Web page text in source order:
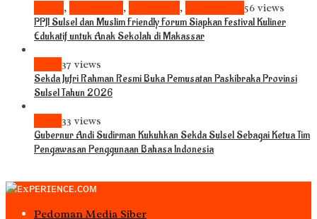
, , , 56 views
PPJI Sulsel dan Muslim Friendly Forum Siapkan Festival Kuliner
Edukatif untuk Anak Sekolah di Makassar
37 views
Sekda Jufri Rahman Resmi Buka Pemusatan Paskibraka Provinsi
Sulsel Tahun 2026
33 views
Gubernur Andi Sudirman Kukuhkan Sekda Sulsel Sebagai Ketua Tim
Pengawasan Penggunaan Bahasa Indonesia
Pedoman Media Siber